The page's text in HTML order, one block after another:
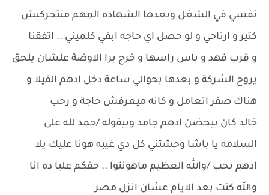
نفسي في الشغل وبعدها الشهاده المهم متتحركيش
كتير و ارتاحي و لو حصل اي حاجه ابقي كلميني .. اتفقنا
و قرب فهد و باس راسها و خرج برا الاوضة علشان يلحق
يروح الشركة و بعدها بحوالي ساعة دخل ادهم الفيلا و
هناك صقر اتعامل و كانه ميعرفش حاجة و رحب
خالد كان بيحضن ادهم جامد وبيقوله /حمد لله على
السلامه يا باشا وحشتني كل دي غيبه هونا عليك يلا
ادهم بحب /والله العظيم ماهونتوا .. حقكم عليا ده انا
والله كنت بعد الايام عشان انزل مصر